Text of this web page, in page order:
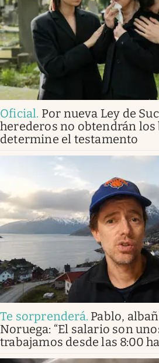
Oficial. Por nueva Ley de
herederos no obtendrán los
determine el testamento
Te sorprenderá. Pablo,
Noruega: “El salario son
trabajamos desde las 8:00